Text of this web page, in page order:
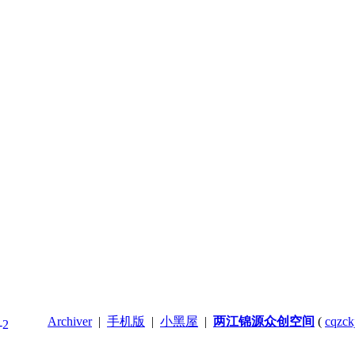
Archiver| 手机版 | 小黑屋 | 两江锦源众创空间 (